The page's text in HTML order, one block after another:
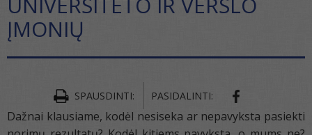
ĮMONIŲ
SPAUSDINTI: PASIDALINTI:
Dažnai klausiame, kodėl nesiseka ar nepavyksta pasiekti